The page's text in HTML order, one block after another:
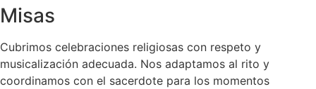
Misas
Cubrimos celebraciones religiosas con respeto y
musicalización adecuada. Nos adaptamos al rito y
coordinamos con el sacerdote para los momentos